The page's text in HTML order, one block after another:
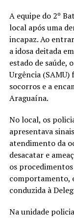
A equipe do 2º
local após uma
incapaz. Ao
a idosa deitada
estado de saúde,
Urgência
socorros e a
Araguaína.
No local, os
apresentava
atendimento da
desacatar e
os
comportamento,
conduzida à
Na unidade